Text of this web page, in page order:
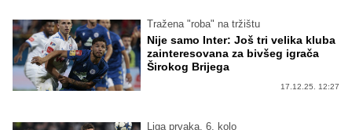
Tražena "roba" na tržištu
Nije samo Inter: Još tri velika kluba
zainteresovana za bivšeg igrača
Širokog Brijega
17.12.25. 12:27
Liga prvaka, 6. kolo